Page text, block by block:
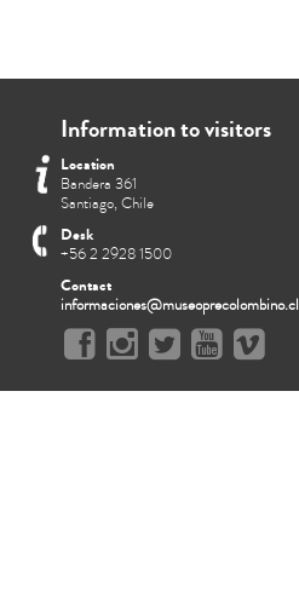
Information to visitors
Location
Bandera 361
Santiago, Chile
Desk
+56 2 2928 1500
Contact
informaciones@museoprecolombino.cl